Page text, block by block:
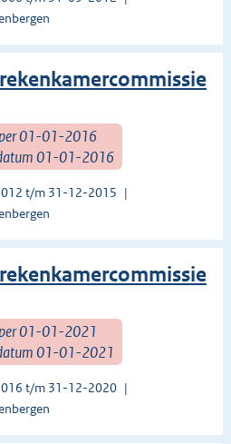
01-01-2016
01-01-2016
t/m 31-12-2015
01-01-2021
01-01-2021
t/m 31-12-2020